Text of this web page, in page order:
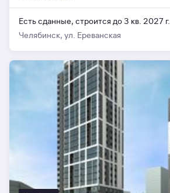
Есть сданные, строится до 3 кв. 2027 г.
Челябинск, ул. Ереванская